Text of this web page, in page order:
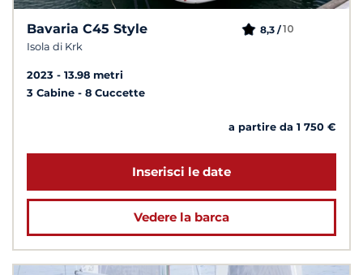
Bavaria C45 Style
Isola di Krk
8,3 /10
2023
13.98 metri
3 Cabine
8 Cuccette
a partire da 1 750 €
Inserisci le date
Vedere la barca